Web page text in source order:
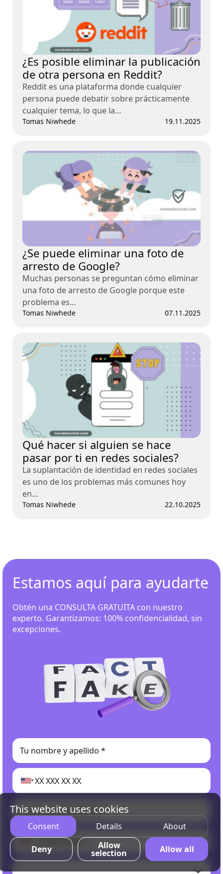
¿Es posible eliminar la publicación
de otra persona en Reddit?
Reddit es una plataforma donde cualquier
persona puede debatir sobre prácticamente
cualquier tema, lo que la…
Tomas Niwhede 19.11.2025
¿Se puede eliminar una foto de
arresto de Google?
Muchas personas se preguntan cómo eliminar
una foto de arresto de Google porque este
problema es…
Tomas Niwhede 07.11.2025
Qué hacer si alguien se hace
pasar por ti en redes sociales?
La suplantación de identidad en redes sociales
es uno de los problemas más comunes hoy
en…
Tomas Niwhede 22.10.2025
Estamos aquí para ayudarte
Obtén una CONSULTA GRATUITA con nuestro
experto. Garantizamos: 100% confidencialidad, sin
excepciones.
This website uses cookies
Consent Details About
Deny Allow
selection Allow all